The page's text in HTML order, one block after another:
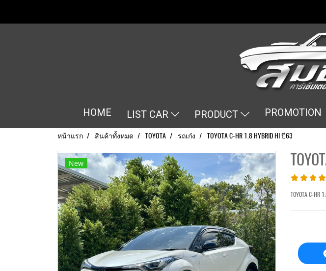
HOME LIST CAR PRODUCT PROMOTION
หน้าแรก สินค้าทั้งหมด TOYOTA รถเก๋ง TOYOTA C-HR 1.8 HYBRID HI ปี63
New
TOYOTA C-HR